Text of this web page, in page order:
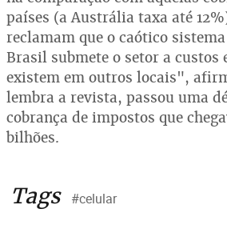
países (a Austrália taxa até
reclamam que o caótico
Brasil submete o setor a custos
existem em outros locais",
lembra a revista, passou uma
cobrança de impostos que
bilhões.
Tags #celular